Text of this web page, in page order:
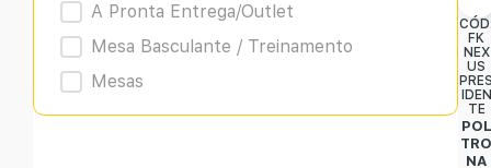
Product Archive
A Pronta Entrega/Outlet
Mesa Basculante / Treinamento
Mesas
FK
NEX
US
IDEN
TE
POL
NA